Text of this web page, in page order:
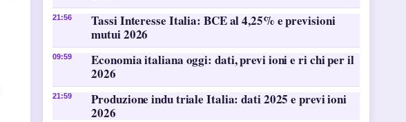
21:56
Tassi Interesse Italia: BCE al 4,25% e previsioni
mutui 2026
09:59
Economia italiana oggi: dati, previ ioni e ri chi per il
2026
21:59
Produzione indu triale Italia: dati 2025 e previ ioni
2026